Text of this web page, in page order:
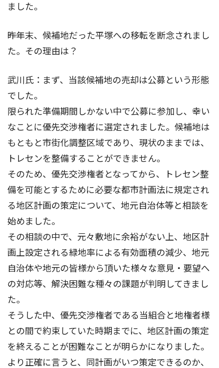
ました。
――昨年末、候補地だった平塚への移転を断念されまし
た。その理由は？
武川氏：まず、当該候補地の売却は公募という形態
でした。
限られた準備期間しかない中で公募に参加し、幸い
なことに優先交渉権者に選定されました。候補地は
もともと市街化調整区域であり、現状のままでは、
トレセンを整備することができません。
そのため、優先交渉権者となってから、トレセン整
備を可能とするために必要な都市計画法に規定され
る地区計画の策定について、地元自治体等と相談を
始めました。
その相談の中で、元々敷地に余裕がない上、地区計
画上設定される緑地率による有効面積の減少、地元
自治体や地元の皆様から頂いた様々な意見・要望へ
の対応等、解決困難な種々の課題が判明してきまし
た。
そうした中、優先交渉権者である当組合と地権者様
との間で約束していた時期までに、地区計画の策定
を終えることが困難なことが明らかになりました。
より正確に言うと、同計画がいつ策定できるのか、